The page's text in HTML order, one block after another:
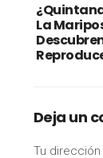
La
Deja un
Tu